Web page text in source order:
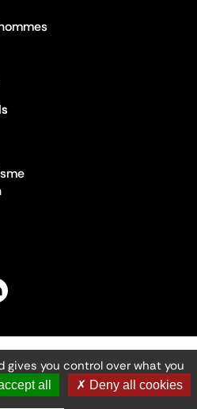
légales
des cookies
numérique
la Culture ©2026
gives you control over what you
all ✗ Deny all cookies